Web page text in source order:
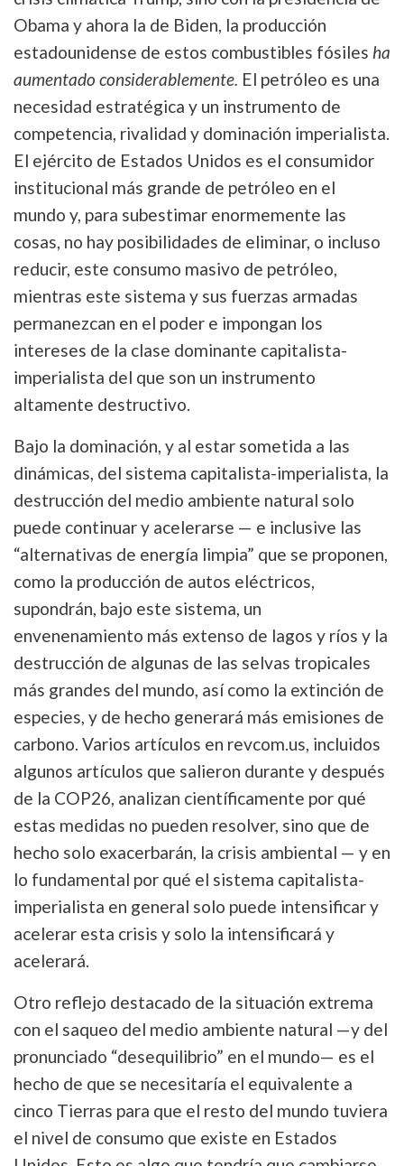
Obama y ahora la de Biden, la producción
estadounidense de estos combustibles fósiles ha
aumentado considerablemente. El petróleo es una
necesidad estratégica y un instrumento de
competencia, rivalidad y dominación imperialista.
El ejército de Estados Unidos es el consumidor
institucional más grande de petróleo en el
mundo y, para subestimar enormemente las
cosas, no hay posibilidades de eliminar, o incluso
reducir, este consumo masivo de petróleo,
mientras este sistema y sus fuerzas armadas
permanezcan en el poder e impongan los
intereses de la clase dominante capitalista-
imperialista del que son un instrumento
altamente destructivo.
Bajo la dominación, y al estar sometida a las
dinámicas, del sistema capitalista-imperialista, la
destrucción del medio ambiente natural solo
puede continuar y acelerarse — e inclusive las
“alternativas de energía limpia” que se proponen,
como la producción de autos eléctricos,
supondrán, bajo este sistema, un
envenenamiento más extenso de lagos y ríos y la
destrucción de algunas de las selvas tropicales
más grandes del mundo, así como la extinción de
especies, y de hecho generará más emisiones de
carbono. Varios artículos en revcom.us, incluidos
algunos artículos que salieron durante y después
de la COP26, analizan científicamente por qué
estas medidas no pueden resolver, sino que de
hecho solo exacerbarán, la crisis ambiental — y en
lo fundamental por qué el sistema capitalista-
imperialista en general solo puede intensificar y
acelerar esta crisis y solo la intensificará y
acelerará.
Otro reflejo destacado de la situación extrema
con el saqueo del medio ambiente natural —y del
pronunciado “desequilibrio” en el mundo— es el
hecho de que se necesitaría el equivalente a
cinco Tierras para que el resto del mundo tuviera
el nivel de consumo que existe en Estados